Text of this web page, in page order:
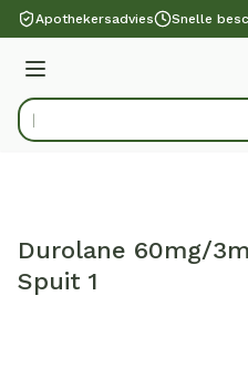
Ga naar de inhoud
Apothekersadvies Snelle
Menu
Product, merk, categorie...
Durolane 60mg/
Spuit 1